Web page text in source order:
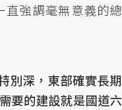
強調毫無意義的總
別深，東部確實長期
要的建設就是國道六